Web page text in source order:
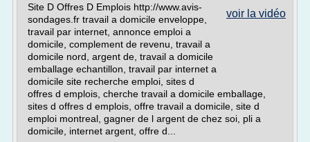
voir la vidéo
Site D Offres D Emplois http://www.avis-
sondages.fr travail a domicile enveloppe,
travail par internet, annonce emploi a
domicile, complement de revenu, travail a
domicile nord, argent de, travail a domicile
emballage echantillon, travail par internet a
domicile site recherche emploi, sites d
offres d emplois, cherche travail a domicile emballage,
sites d offres d emplois, offre travail a domicile, site d
emploi montreal, gagner de l argent de chez soi, pli a
domicile, internet argent, offre d...